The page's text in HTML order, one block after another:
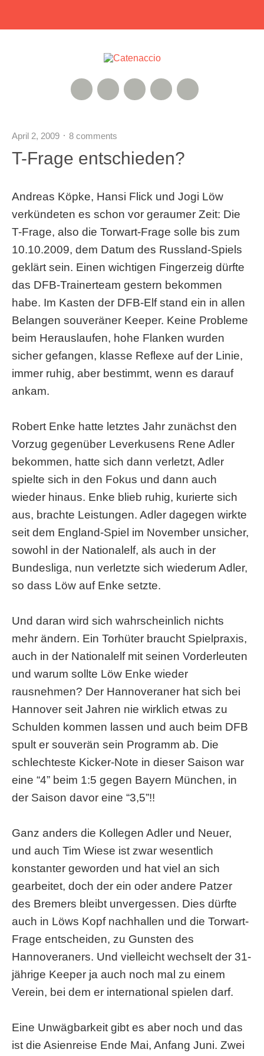
Twitter
Google+
Instagram
Xing
RSS Feed
April 2, 2009 8 comments
T-Frage entschieden?
Andreas Köpke, Hansi Flick und Jogi Löw
verkündeten es schon vor geraumer Zeit: Die
T-Frage, also die Torwart-Frage solle bis zum
10.10.2009, dem Datum des Russland-Spiels
geklärt sein. Einen wichtigen Fingerzeig dürfte
das DFB-Trainerteam gestern bekommen
habe. Im Kasten der DFB-Elf stand ein in allen
Belangen souveräner Keeper. Keine Probleme
beim Herauslaufen, hohe Flanken wurden
sicher gefangen, klasse Reflexe auf der Linie,
immer ruhig, aber bestimmt, wenn es darauf
ankam.
Robert Enke hatte letztes Jahr zunächst den
Vorzug gegenüber Leverkusens Rene Adler
bekommen, hatte sich dann verletzt, Adler
spielte sich in den Fokus und dann auch
wieder hinaus. Enke blieb ruhig, kurierte sich
aus, brachte Leistungen. Adler dagegen wirkte
seit dem England-Spiel im November unsicher,
sowohl in der Nationalelf, als auch in der
Bundesliga, nun verletzte sich wiederum Adler,
so dass Löw auf Enke setzte.
Und daran wird sich wahrscheinlich nichts
mehr ändern. Ein Torhüter braucht Spielpraxis,
auch in der Nationalelf mit seinen Vorderleuten
und warum sollte Löw Enke wieder
rausnehmen? Der Hannoveraner hat sich bei
Hannover seit Jahren nie wirklich etwas zu
Schulden kommen lassen und auch beim DFB
spult er souverän sein Programm ab. Die
schlechteste Kicker-Note in dieser Saison war
eine “4” beim 1:5 gegen Bayern München, in
der Saison davor eine “3,5”!!
Ganz anders die Kollegen Adler und Neuer,
und auch Tim Wiese ist zwar wesentlich
konstanter geworden und hat viel an sich
gearbeitet, doch der ein oder andere Patzer
des Bremers bleibt unvergessen. Dies dürfte
auch in Löws Kopf nachhallen und die Torwart-
Frage entscheiden, zu Gunsten des
Hannoveraners. Und vielleicht wechselt der 31-
jährige Keeper ja auch noch mal zu einem
Verein, bei dem er international spielen darf.
Eine Unwägbarkeit gibt es aber noch und das
ist die Asienreise Ende Mai, Anfang Juni. Zwei